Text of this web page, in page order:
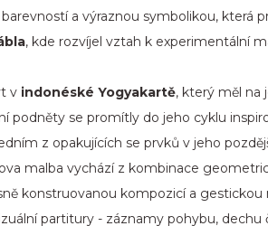
a výraznou symbolikou, která
, kde rozvíjel vztah k experimentální
v indonéské Yogyakartě, který měl na
podněty se promítly do jeho cyklu
z opakujících se prvků v jeho
malba vychází z kombinace
konstruovanou kompozicí a gestickou
partitury - záznamy pohybu, dechu